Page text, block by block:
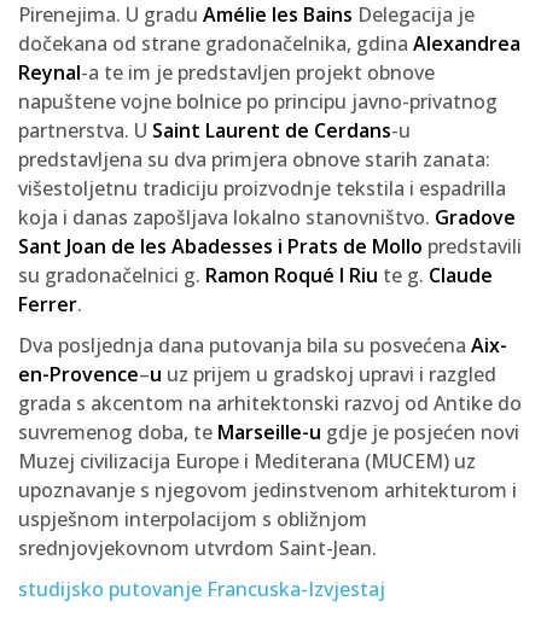
Pirenejima. U gradu Amélie les Bains Delegacija je
dočekana od strane gradonačelnika, gdina Alexandrea
Reynal-a te im je predstavljen projekt obnove
napuštene vojne bolnice po principu javno-privatnog
partnerstva. U Saint Laurent de Cerdans-u
predstavljena su dva primjera obnove starih zanata:
višestoljetnu tradiciju proizvodnje tekstila i espadrilla
koja i danas zapošljava lokalno stanovništvo. Gradove
Sant Joan de les Abadesses i Prats de Mollo predstavili
su gradonačelnici g. Ramon Roqué I Riu te g. Claude
Ferrer.
Dva posljednja dana putovanja bila su posvećena Aix-
en-Provence–u uz prijem u gradskoj upravi i razgled
grada s akcentom na arhitektonski razvoj od Antike do
suvremenog doba, te Marseille-u gdje je posjećen novi
Muzej civilizacija Europe i Mediterana (MUCEM) uz
upoznavanje s njegovom jedinstvenom arhitekturom i
uspješnom interpolacijom s obližnjom
srednjovjekovnom utvrdom Saint-Jean.
studijsko putovanje Francuska-Izvjestaj